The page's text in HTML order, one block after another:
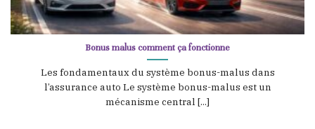
Bonus malus comment ça fonctionne
Les fondamentaux du système bonus-malus dans
l’assurance auto Le système bonus-malus est un
mécanisme central [...]